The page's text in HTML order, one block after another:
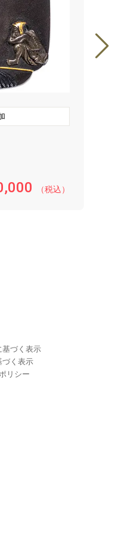
（税込）
基づく表示
づく表示
リシー